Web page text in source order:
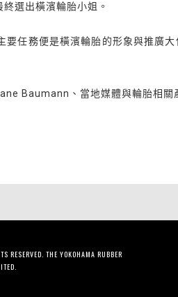
選出橫濱輪胎小姐。
任務便是橫濱輪胎的形象與推廣
Baumann、當地媒體與輪胎相關
RESERVED. THE YOKOHAMA RUBBER